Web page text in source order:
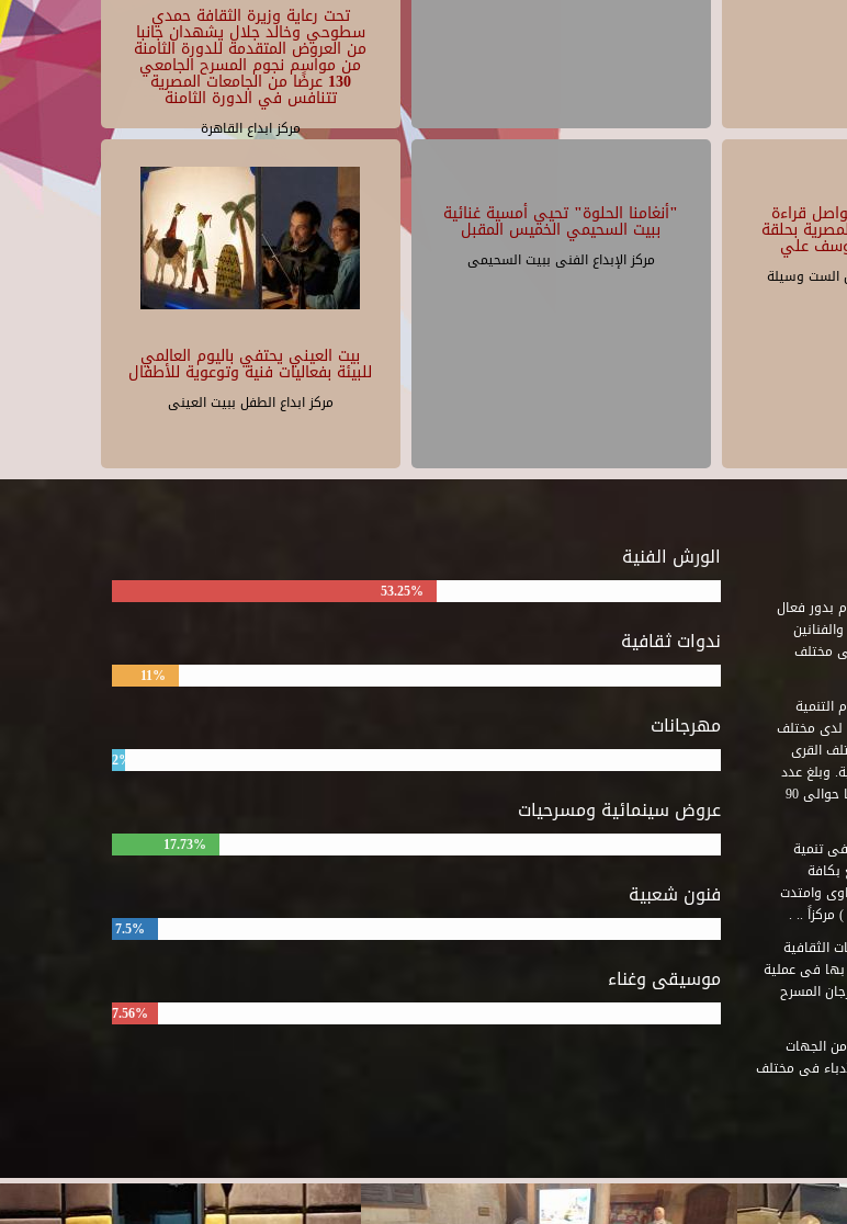
تحت رعاية وزيرة الثقافة حمدي
سطوحي وخالد جلال يشهدان جانبا
من العروض المتقدمة للدورة الثامنة
من مواسم نجوم المسرح الجامعي
130 عرضًا من الجامعات المصرية
تتنافس في الدورة الثامنة
مركز ابداع القاهرة
بيت العيني يحتفي باليوم العالمي
للبيئة بفعاليات فنية وتوعوية للأطفال
مركز ابداع الطفل ببيت العينى
"أنغامنا الحلوة" تحيي أمسية غنائية
ببيت السحيمي الخميس المقبل
مركز الإبداع الفنى ببيت السحيمى
قراءة
بحلقة
علي
الست وسيلة
الورش الفنية
53.25%
ندوات ثقافية
11%
مهرجانات
2%
عروض سينمائية ومسرحيات
17.73%
فنون شعبية
7.5%
موسيقى وغناء
7.56%
خمسة وثلاثون عاماً منذ إنشائه عام 1989 أن يقوم بدور فعال
مختلف
لدى مختلف
القرى
وبلغ عدد
المكتبات التى أنشأها الصندوق فى أماكن لم يكن من المتصور إقامة مثل هذه المكتبات بها حوالى 90
تنمية
بكافة
وقد بدأت التجربة عام 1996 ببيت الهراوى وامتدت
الثقافية
بها فى عملية
المسرح
الجهات
فى مختلف